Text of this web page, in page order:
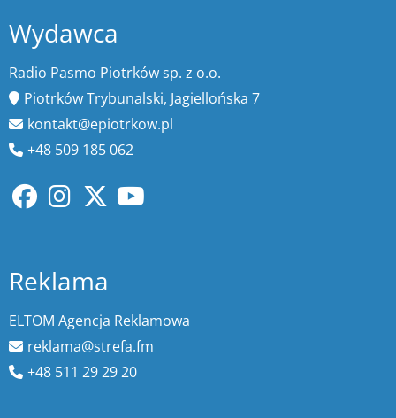
Wydawca
Radio Pasmo Piotrków sp. z o.o.
Piotrków Trybunalski, Jagiellońska 7
kontakt@epiotrkow.pl
+48 509 185 062
Reklama
ELTOM Agencja Reklamowa
reklama@strefa.fm
+48 511 29 29 20